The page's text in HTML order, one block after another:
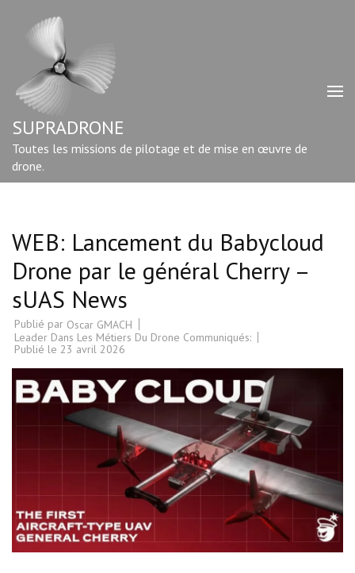
contenu
Entrée)
SUPRADRONE
Toutes les missions de pilotage et de mise en œuvre de
drone.
WEB: Lancement du Babycloud
Drone par le général Cherry –
sUAS News
Publié par Oscar GMACH
Leader Dans Les Métiers Du Drone Communiqués:
Publié le 23 avril 2026